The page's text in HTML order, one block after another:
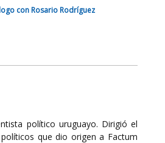
con Rosario Rodríguez
político uruguayo. Dirigió el
que dio origen a Factum